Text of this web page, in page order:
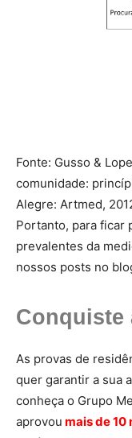
Fonte: Gusso &
comunidade:
Alegre: Artmed,
Portanto, para ficar
prevalentes da
nossos posts no
Conquiste
As provas de
quer garantir a sua
conheça o Grupo
aprovou mais de 10